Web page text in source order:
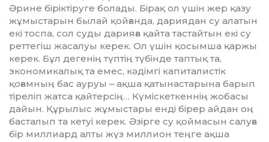
Әрине біріктіруге болады. Бірақ ол үшін жер қазу
жұмыс­та­рын былай қойғанда, дариядан су алатын
екі тоспа, сол суды дарияға қайта тастайтын екі су
реттегіш жасалуы керек. Ол үшін қосымша қаржы
керек. Бұл дегенің түптің түбінде таптық та,
экономикалық та емес, кәдімгі капиталистік
қоғамның бас ауруы – ақша қаты­настарына барып
тіреліп жатса қайтерсің… Күміскеткеннің жо­басы
дайын. Құрылыс жұмыс­тары енді бірер айдан оң
басталып та кетуі керек. Әзірге су қоймасын салуға
бір миллиард алты жүз миллион теңге ақша